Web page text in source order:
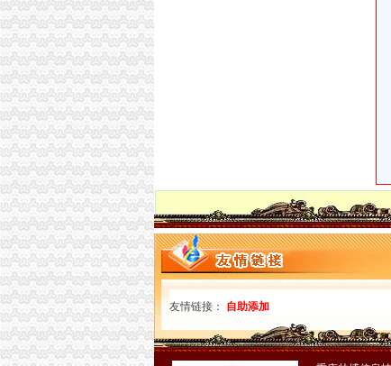
重庆开言财务咨询服务部联系方式_信用报
重庆冠晨工商咨询有限公司联系方式_信用
西部现代物业园区土主垃圾转运站设备招标
重庆金奈优置业代理有限公司翡翠城经营部
双龙湖湿地公园电瓶车旅游观光项目竞争磋
【重庆万禧企业管理咨询有限公司招聘_新招
重庆工商注册需要注意什么重庆顶呱呱？重
租售转让|支付|重庆_凤凰资讯
重庆冠晨工商咨询有限公司2017新招聘信息
友情链接： 自助添加